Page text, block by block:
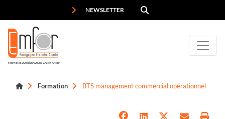
NEWSLETTER
MEMBRE DU RÉSEAU DES CARIF-OREF
Formation BTS management commercial opérationnel
Panneau de gestion des cookies